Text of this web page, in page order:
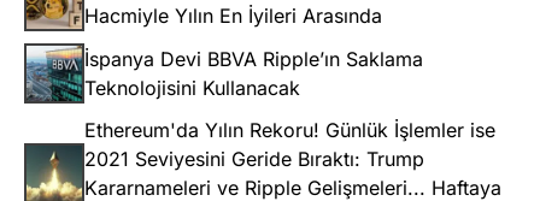
Hacmiyle Yılın En İyileri Arasında
İspanya Devi BBVA Ripple’ın Saklama
Teknolojisini Kullanacak
Ethereum'da Yılın Rekoru! Günlük İşlemler ise
2021 Seviyesini Geride Bıraktı: Trump
Kararnameleri ve Ripple Gelişmeleri... Haftaya